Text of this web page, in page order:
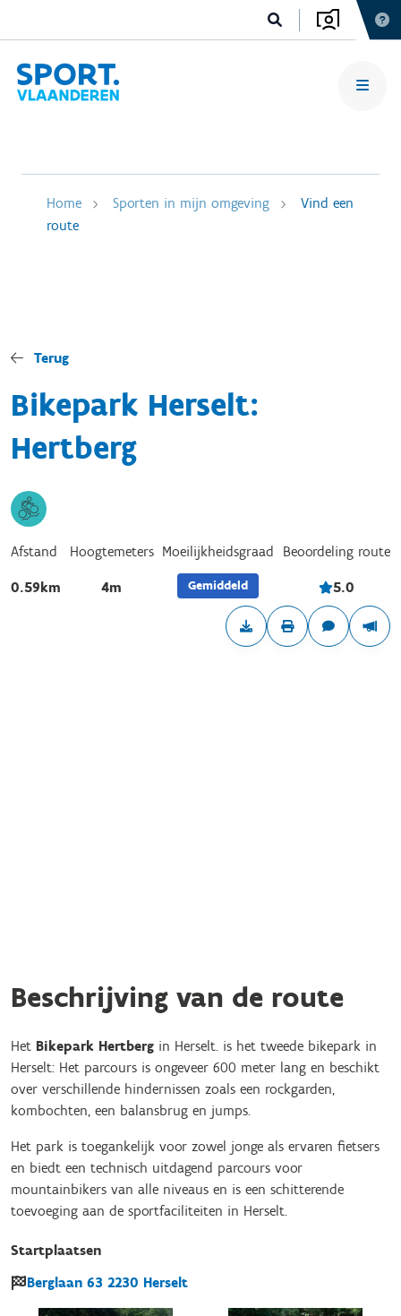
Home Sporten in mijn omgeving
Vind een
route
Terug
Bikepark Herselt:
Hertberg
Afstand
0.59km
Hoogtemeters
4m
Moeilijkheidsgraad
Gemiddeld
Beoordeling route
5.0
Beschrijving van de route
Het Bikepark Hertberg in Herselt. is het tweede bikepark in
Herselt: Het parcours is ongeveer 600 meter lang en beschikt
over verschillende hindernissen zoals een rockgarden,
kombochten, een balansbrug en jumps.
Het park is toegankelijk voor zowel jonge als ervaren fietsers
en biedt een technisch uitdagend parcours voor
mountainbikers van alle niveaus en is een schitterende
toevoeging aan de sportfaciliteiten in Herselt.
Startplaatsen
Berglaan 63 2230 Herselt